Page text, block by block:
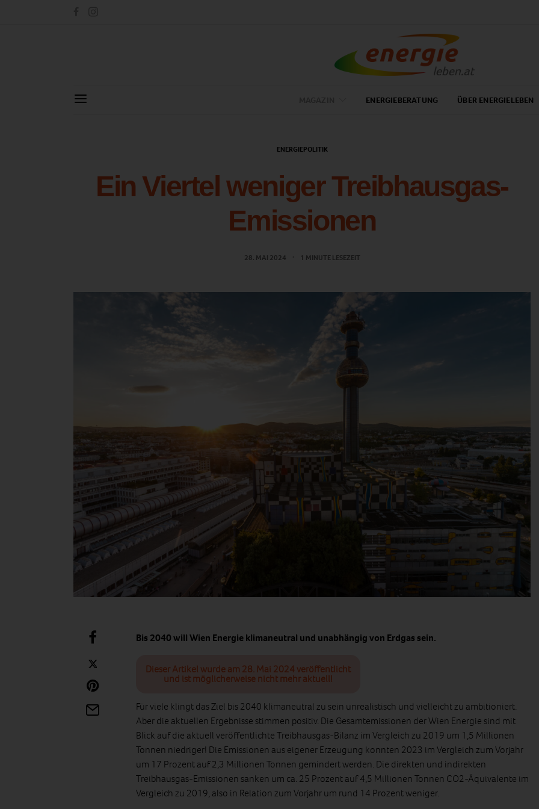
ENERGIEBERATUNG ÜBER ENERGIELEBEN
ENERGIEPOLITIK
Ein Viertel weniger Treibhausgas-
Emissionen
28. MAI 2024 1 MINUTE LESEZEIT
Bis 2040 will Wien Energie klimaneutral und unabhängig von Erdgas sein.
Dieser Artikel wurde am 28. Mai 2024 veröffentlicht
und ist möglicherweise nicht mehr aktuell!
Für viele klingt das Ziel bis 2040 klimaneutral zu sein unrealistisch und vielleicht zu ambitioniert.
Aber die aktuellen Ergebnisse stimmen positiv. Die Gesamtemissionen der Wien Energie sind mit
Blick auf die aktuell veröffentlichte Treibhausgas-Bilanz im Vergleich zu 2019 um 1,5 Millionen
Tonnen niedriger! Die Emissionen aus eigener Erzeugung konnten 2023 im Vergleich zum Vorjahr
um 17 Prozent auf 2,3 Millionen Tonnen gemindert werden. Die direkten und indirekten
Treibhausgas-Emissionen sanken um ca. 25 Prozent auf 4,5 Millionen Tonnen CO2-Äquivalente im
Vergleich zu 2019, also in Relation zum Vorjahr um rund 14 Prozent weniger.